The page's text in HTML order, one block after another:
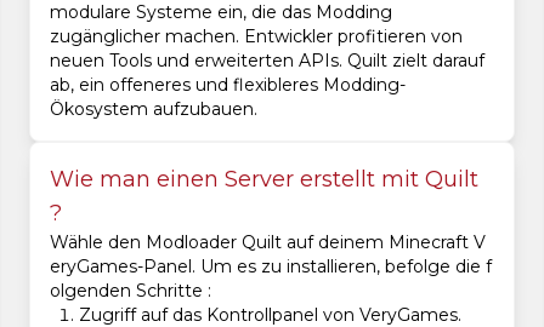
modulare Systeme ein, die das Modding
zugänglicher machen. Entwickler profitieren von
neuen Tools und erweiterten APIs. Quilt zielt darauf
ab, ein offeneres und flexibleres Modding-
Ökosystem aufzubauen.
Wie man einen Server erstellt mit Quilt
?
Wähle den Modloader Quilt auf deinem Minecraft V
eryGames-Panel. Um es zu installieren, befolge die f
olgenden Schritte :
Zugriff auf das Kontrollpanel von VeryGames.